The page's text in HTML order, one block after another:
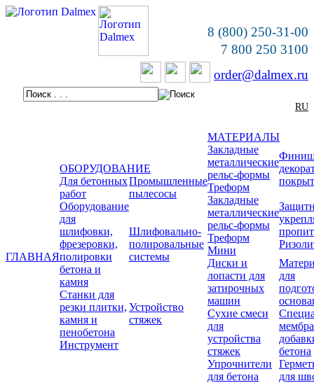
8 (800) 250-31-00
7 800 250 3100
order@dalmex.ru
RU
ГЛАВНАЯ
ОБОРУДОВАНИЕ
Для бетонных
работ
Промышленные
пылесосы
Оборудование
для
шлифовки,
фрезеровки,
полировки
бетона и
камня
Шлифовально-
полировальные
системы
Станки для
резки плитки,
камня и
пенобетона
Устройство
стяжек
Инструмент
МАТЕРИАЛЫ
Закладные
металлические
рельс-формы
Треформ
Закладные
металлические
рельс-формы
Треформ
Мини
Диски и
лопасти для
затирочных
машин
для
Сухие смеси
для
устройства
стяжек
бетона
Упрочнители
для бетона
для